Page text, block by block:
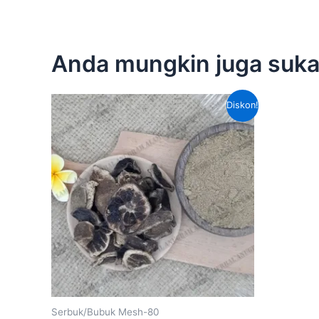
Anda mungkin juga
Diskon!
Serbuk/Bubuk Mesh-80
Harga
aslinya
adalah:
Rp200,000.00.
Harga
saat
ini
adalah:
Rp135,000.00.